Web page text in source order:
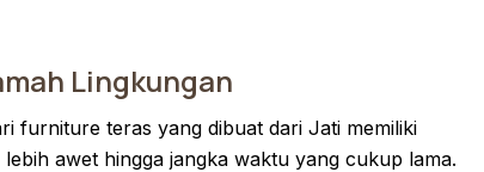
Lingkungan
furniture teras yang dibuat dari Jati memiliki
awet hingga jangka waktu yang cukup lama.